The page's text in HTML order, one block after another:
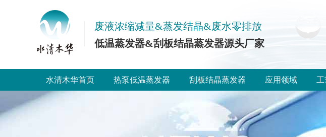
废液浓缩减量&蒸发结晶&废水零排放
低温蒸发器&刮板结晶蒸发器源头厂家
水清木华首页 热泵低温蒸发器 刮板结晶蒸发器 应用领域